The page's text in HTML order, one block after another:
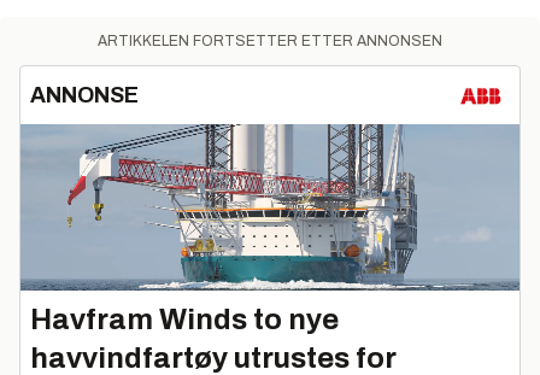
ARTIKKELEN FORTSETTER ETTER ANNONSEN
ANNONSE
Havfram Winds to nye
havvindfartøy utrustes for